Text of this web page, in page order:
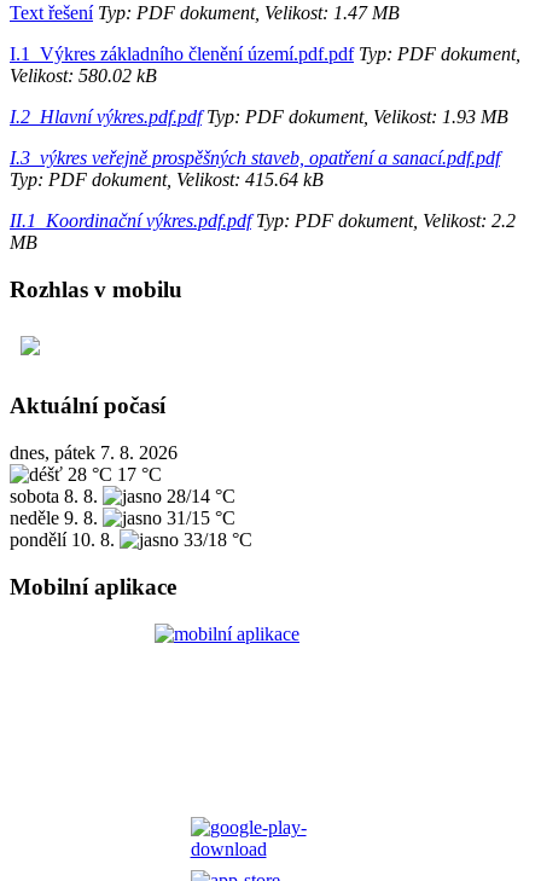
Text řešeníTyp: PDF dokument, Velikost: 1.47 MB
I.1_Výkres základního členění území.pdf.pdfTyp: PDF dokument,
Velikost: 580.02 kB
I.2_Hlavní výkres.pdf.pdfTyp: PDF dokument, Velikost: 1.93 MB
I.3_výkres veřejně prospěšných staveb, opatření a sanací.pdf.pdf
Typ: PDF dokument, Velikost: 415.64 kB
II.1_Koordinační výkres.pdf.pdfTyp: PDF dokument, Velikost: 2.2
MB
Rozhlas v mobilu
Aktuální počasí
dnes, pátek 7. 8. 2026
28 °C 17 °C
sobota 8. 8.
28/14 °C
neděle 9. 8.
31/15 °C
pondělí 10. 8. 33/18 °C
Mobilní aplikace